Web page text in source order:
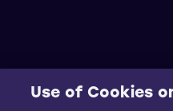
Use of Cookies